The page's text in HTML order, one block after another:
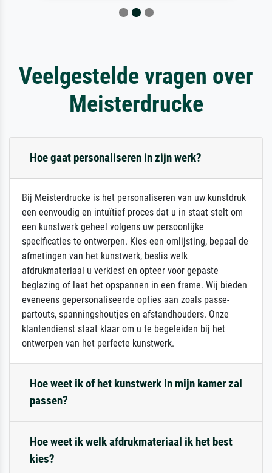
Veelgestelde vragen over
Meisterdrucke
Hoe gaat personaliseren in zijn werk?
Bij Meisterdrucke is het personaliseren van uw kunstdruk
een eenvoudig en intuïtief proces dat u in staat stelt om
een kunstwerk geheel volgens uw persoonlijke
specificaties te ontwerpen. Kies een omlijsting, bepaal de
afmetingen van het kunstwerk, beslis welk
afdrukmateriaal u verkiest en opteer voor gepaste
beglazing of laat het opspannen in een frame. Wij bieden
eveneens gepersonaliseerde opties aan zoals passe-
partouts, spanningshoutjes en afstandhouders. Onze
klantendienst staat klaar om u te begeleiden bij het
ontwerpen van het perfecte kunstwerk.
Hoe weet ik of het kunstwerk in mijn kamer zal
passen?
Hoe weet ik welk afdrukmateriaal ik het best
kies?